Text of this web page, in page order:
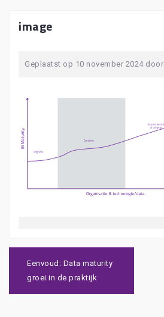
image
Geplaatst op 10 november 2024door
Bericht
navigatie
Eenvoud: Data maturity
groei in de praktijk